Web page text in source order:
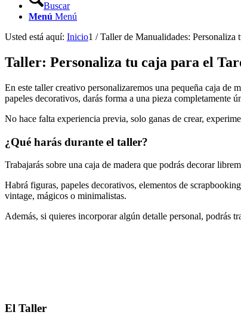
Buscar
Menú Menú
Usted está aquí: Inicio1 / Taller de Manualidades: Personaliza
Taller: Personaliza tu caja para el
En este taller creativo personalizaremos una pequeña caja de
papeles decorativos, darás forma a una pieza completamente
No hace falta experiencia previa, solo ganas de crear,
¿Qué harás durante el taller?
Trabajarás sobre una caja de madera que podrás decorar
Habrá figuras, papeles decorativos, elementos de
vintage, mágicos o minimalistas.
Además, si quieres incorporar algún detalle personal, podrás
El Taller